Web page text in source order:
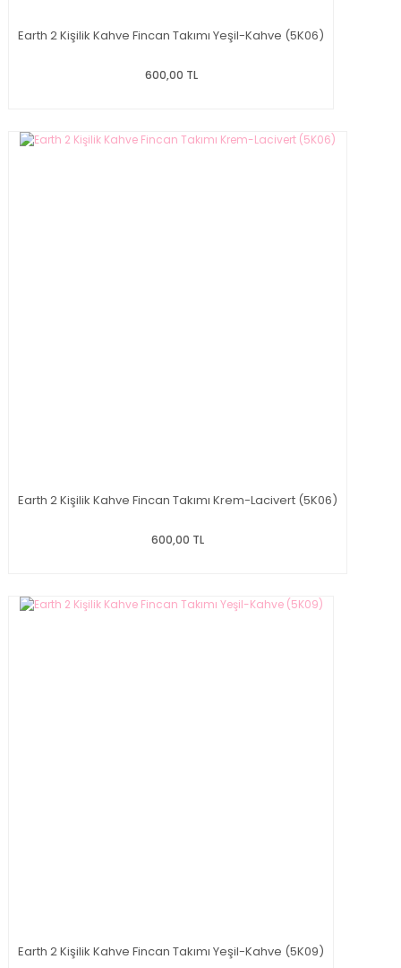
Earth 2 Kişilik Kahve Fincan Takımı Yeşil-Kahve (5K06)
600,00 TL
Earth 2 Kişilik Kahve Fincan Takımı Krem-Lacivert (5K06)
600,00 TL
Earth 2 Kişilik Kahve Fincan Takımı Yeşil-Kahve (5K09)